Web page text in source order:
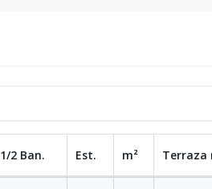
1/2 Ban. Est. m² Terraza